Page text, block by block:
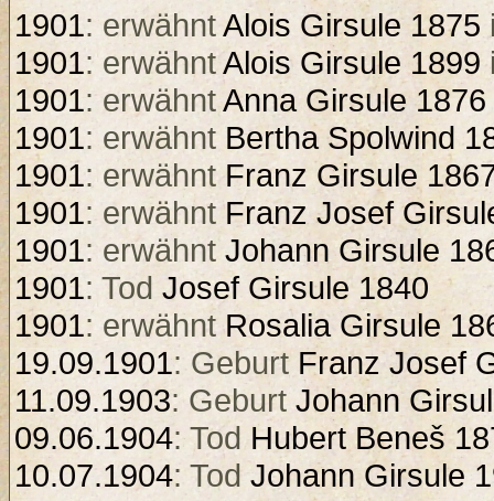
1901: erwähntAlois Girsule 1875
1901: erwähntAlois Girsule 1899
1901: erwähntAnna Girsule 1876
1901: erwähnt Bertha Spolwind
1901: erwähntFranz Girsule
1901: erwähntFranz Josef
1901: erwähnt Johann Girsule
1901: Tod Josef Girsule 1840
1901: erwähntRosalia Girsule
19.09.1901: Geburt Franz Josef
11.09.1903: Geburt Johann
09.06.1904: TodHubert Beneš
10.07.1904: TodJohann Girsule